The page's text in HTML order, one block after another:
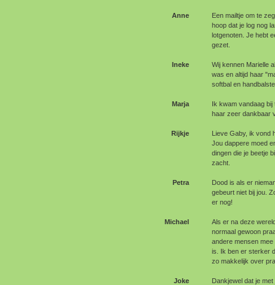
Anne
Een mailtje om te
hoop dat je log nog
lotgenoten. Je hebt
gezet.
Ineke
Wij kennen Marielle
was en altijd haar
softbal en
Marja
Ik kwam vandaag bij
haar zeer dankbaar
Rijkje
Lieve Gaby, ik vond
Jou dappere moed
dingen die je beetje
zacht.
Petra
Dood is als er
gebeurt niet bij jou.
er nog!
Michael
Als er na deze
normaal gewoon
andere mensen mee
is. Ik ben er sterker
zo makkelijk over
Joke
Dankjewel dat je